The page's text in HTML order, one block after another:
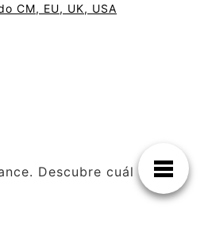
CM, EU, UK, USA
Descubre cuál es la